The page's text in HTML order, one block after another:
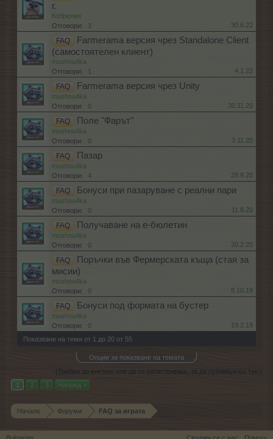
г.
Кобрелия
Отговори:
3 30.6.22
FAQ
Farmerama версия чрез Standalone Client
(самостоятелен клиент)
mushnu4ka
Отговори:
1 4.1.22
FAQ Farmerama версия чрез Unity
mushnu4ka
Отговори:
0 30.11.20
FAQ Поле "Фарът"
mushnu4ka
Отговори:
0 3.11.20
FAQ Пазар
mushnu4ka
Отговори:
4 28.9.20
FAQ Бонуси при пазаруване с реални пари
mushnu4ka
Отговори:
0 11.8.20
FAQ Получаване на е-бюлетин
mushnu4ka
Отговори:
0 20.2.20
FAQ
Поръчки във Фермерската къща (стая за
мисии)
mushnu4ka
Отговори:
0 8.10.19
FAQ Бонуси под формата на бустер
mushnu4ka
Отговори:
0
19.2.19
Показване на теми от 1 до 20 от 55
Опции за показване на темата
(Трябва да влезеш или да се регистрираш, за да публикуваш тук.)
1
2 3 Напред >
Начало Форуми FAQ за играта